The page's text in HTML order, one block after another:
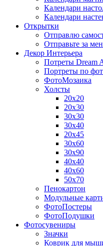
Календари
Календари
Открытки
Отправлю
Отправьте за
Декор Интерьера
Потреты Dream
Портреты по
ФотоМозаика
Холсты
20х20
20х30
30х30
30х40
20х45
30х60
30х90
40х40
40х60
50х70
Пенокартон
Модульные
ФотоПостеры
ФотоПодушки
Фотоcувениры
Значки
Коврик для